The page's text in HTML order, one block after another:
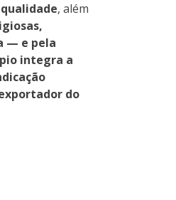
, além
— e pela
integra a
do